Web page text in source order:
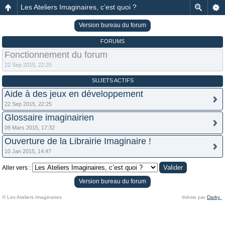
Les Ateliers Imaginaires, c’est quoi ?
Version bureau du forum
FORUMS
Fonctionnement du forum
22 Sep 2015, 22:25
SUJETS ACTIFS
Aide à des jeux en développement
22 Sep 2015, 22:25
Glossaire imaginairien
09 Mars 2015, 17:32
Ouverture de la Librairie Imaginaire !
10 Jan 2015, 14:47
Aller vers :
Version bureau du forum
© Les Ateliers Imaginaires thème par Darky